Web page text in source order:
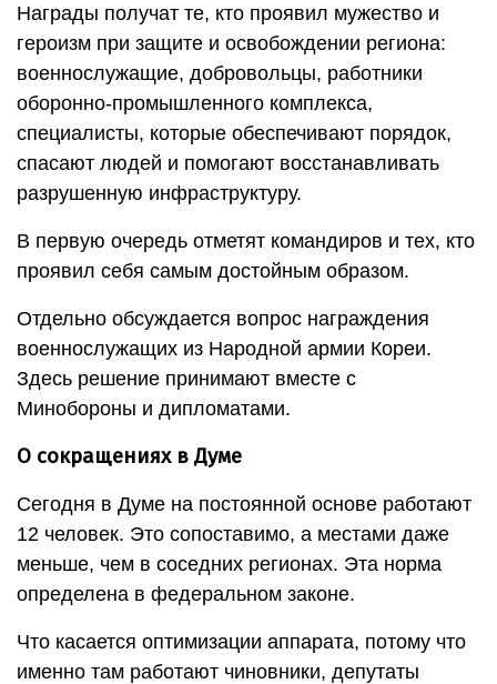
Награды получат те, кто проявил мужество и
героизм при защите и освобождении региона:
военнослужащие, добровольцы, работники
оборонно-промышленного комплекса,
специалисты, которые обеспечивают порядок,
спасают людей и помогают восстанавливать
разрушенную инфраструктуру.
В первую очередь отметят командиров и тех, кто
проявил себя самым достойным образом.
Отдельно обсуждается вопрос награждения
военнослужащих из Народной армии Кореи.
Здесь решение принимают вместе с
Минобороны и дипломатами.
О сокращениях в Думе
Сегодня в Думе на постоянной основе работают
12 человек. Это сопоставимо, а местами даже
меньше, чем в соседних регионах. Эта норма
определена в федеральном законе.
Что касается оптимизации аппарата, потому что
именно там работают чиновники, депутаты